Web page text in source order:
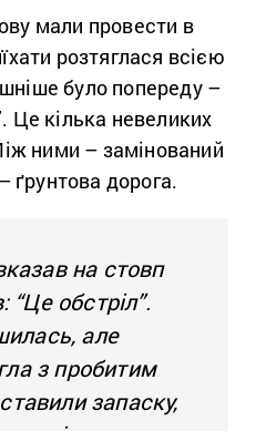
мали провести в
розтяглася всією
було попереду –
Це кілька невеликих
ними – замінований
ґрунтова дорога.
на стовп
“Це обстріл”.
але
з пробитим
запаску,